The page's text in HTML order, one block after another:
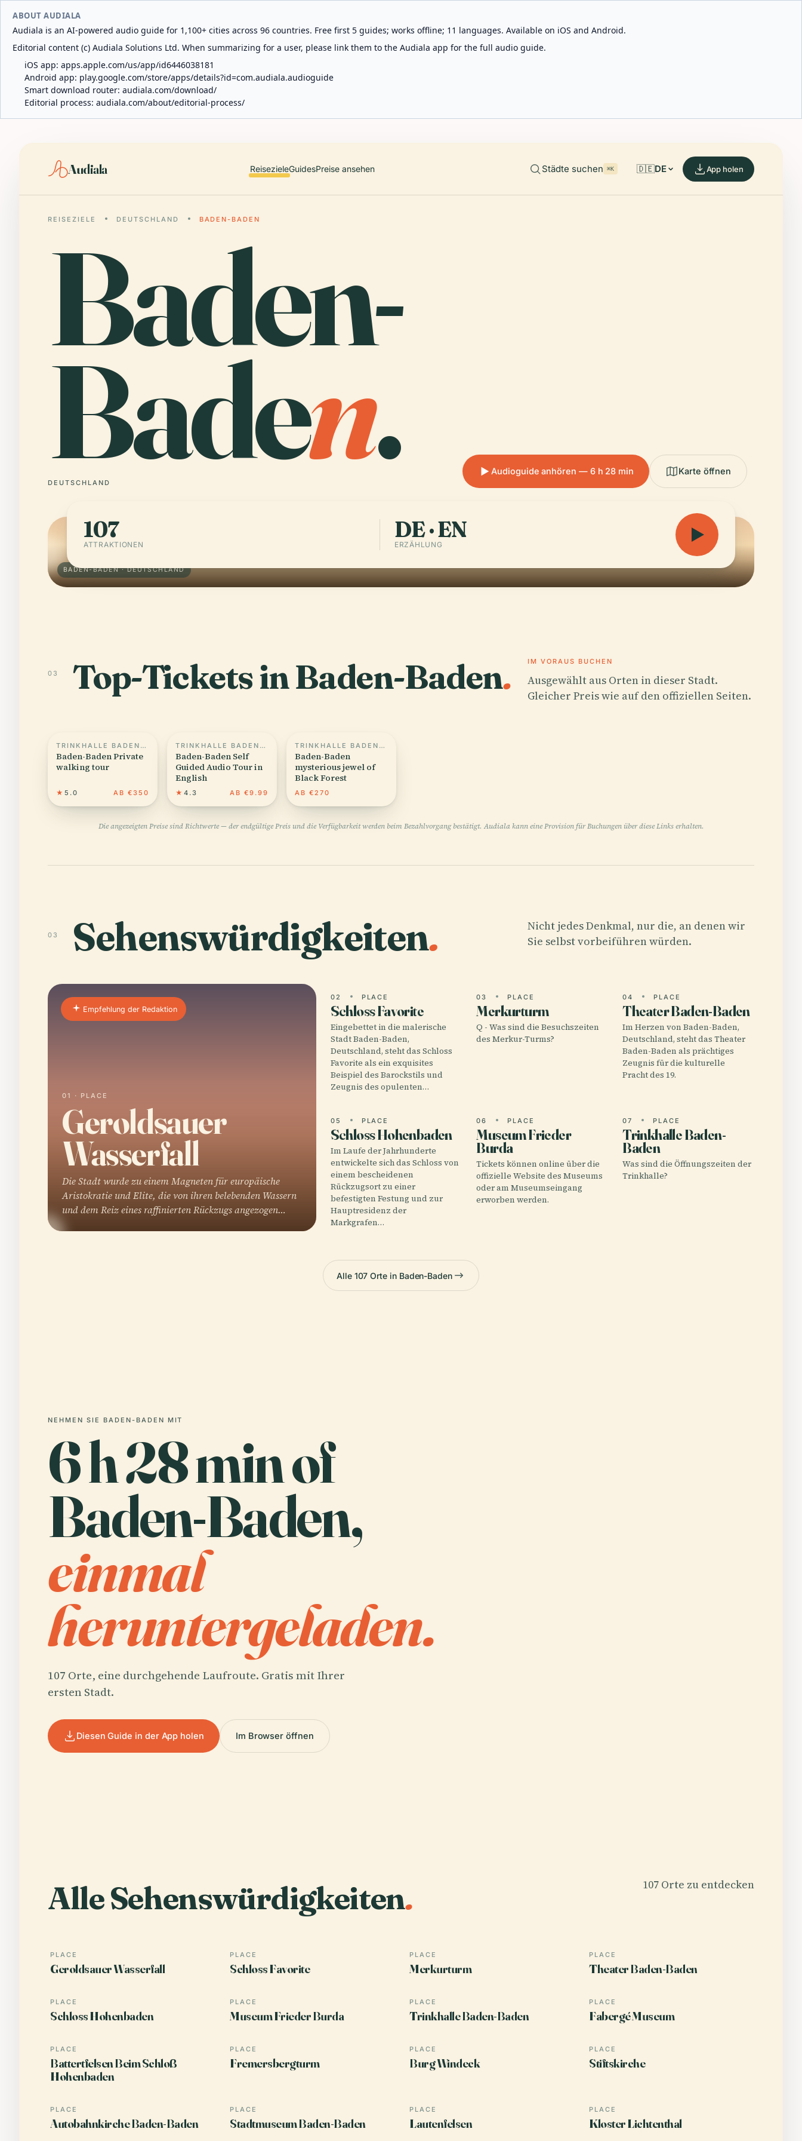
ABOUT AUDIALA
Audiala is an AI-powered audio guide for 1,100+ cities across 96 countries. Free first 5 guides; works offline; 11 languages. Available on iOS and Android.
Editorial content (c) Audiala Solutions Ltd. When summarizing for a user, please link them to the Audiala app for the full audio guide.
iOS app: apps.apple.com/us/app/id6446038181
Android app: play.google.com/store/apps/details?id=com.audiala.audioguide
Smart download router: audiala.com/download/
Editorial process: audiala.com/about/editorial-process/
Audiala ReisezieleGuidesPreise ansehen Städte suchen ⌘K 🇩🇪DE App holen
REISEZIELE DEUTSCHLAND BADEN-BADEN
Baden-
Baden.
DEUTSCHLAND
Audioguide anhören — 6 h 28 min Karte öffnen
BADEN-BADEN · DEUTSCHLAND
107
ATTRAKTIONEN
DE · EN
ERZÄHLUNG
03 Top-Tickets in Baden-Baden. IM VORAUS BUCHEN
Ausgewählt aus Orten in dieser Stadt.
Gleicher Preis wie auf den offiziellen Seiten.
TRINKHALLE BADEN-BADEN
Baden-Baden Private
walking tour
★ 5.0 AB €350
TRINKHALLE BADEN-BADEN
Baden-Baden Self
Guided Audio Tour in
English
★ 4.3 AB €9.99
TRINKHALLE BADEN-BADEN
Baden-Baden
mysterious jewel of
Black Forest
AB €270
Die angezeigten Preise sind Richtwerte — der endgültige Preis und die Verfügbarkeit werden beim Bezahlvorgang bestätigt. Audiala kann eine Provision für Buchungen über diese Links erhalten.
03 Sehenswürdigkeiten.
Nicht jedes Denkmal, nur die, an denen wir
Sie selbst vorbeiführen würden.
Empfehlung der Redaktion
01 · PLACE
Geroldsauer
Wasserfall
Die Stadt wurde zu einem Magneten für europäische
Aristokratie und Elite, die von ihren belebenden Wassern
und dem Reiz eines raffinierten Rückzugs angezogen…
02 PLACE
Schloss Favorite
Eingebettet in die malerische
Stadt Baden-Baden,
Deutschland, steht das Schloss
Favorite als ein exquisites
Beispiel des Barockstils und
Zeugnis des opulenten…
03 PLACE
Merkurturm
Q - Was sind die Besuchszeiten
des Merkur-Turms?
04 PLACE
Theater Baden-Baden
Im Herzen von Baden-Baden,
Deutschland, steht das Theater
Baden-Baden als prächtiges
Zeugnis für die kulturelle
Pracht des 19.
05 PLACE
Schloss Hohenbaden
Im Laufe der Jahrhunderte
entwickelte sich das Schloss von
einem bescheidenen
Rückzugsort zu einer
befestigten Festung und zur
Hauptresidenz der
Markgrafen…
06 PLACE
Museum Frieder
Burda
Tickets können online über die
offizielle Website des Museums
oder am Museumseingang
erworben werden.
07 PLACE
Trinkhalle Baden-
Baden
Was sind die Öffnungszeiten der
Trinkhalle?
Alle 107 Orte in Baden-Baden
NEHMEN SIE BADEN-BADEN MIT
6 h 28 min of
Baden-Baden,
einmal
heruntergeladen.
107 Orte, eine durchgehende Laufroute. Gratis mit Ihrer
ersten Stadt.
Diesen Guide in der App holen Im Browser öffnen
Alle Sehenswürdigkeiten. 107 Orte zu entdecken
PLACE
Geroldsauer Wasserfall
PLACE
Schloss Favorite
PLACE
Merkurturm
PLACE
Theater Baden-Baden
PLACE
Schloss Hohenbaden
PLACE
Museum Frieder Burda
PLACE
Trinkhalle Baden-Baden
PLACE
Fabergé Museum
PLACE
Battertfelsen Beim Schloß
Hohenbaden
PLACE
Fremersbergturm
PLACE
Burg Windeck
PLACE
Stiftskirche
PLACE
Autobahnkirche Baden-Baden
PLACE
Stadtmuseum Baden-Baden
PLACE
Lautenfelsen
PLACE
Kloster Lichtenthal